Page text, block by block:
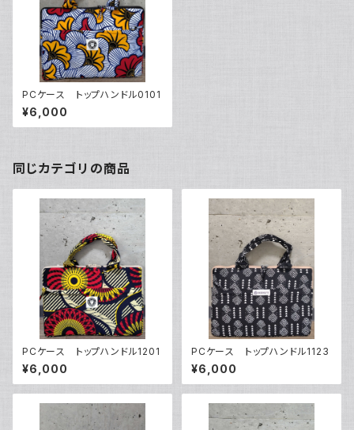
PCケース トップハンドル0101
¥6,000
同じカテゴリの商品
PCケース トップハンドル1201
¥6,000
PCケース トップハンドル1123
¥6,000